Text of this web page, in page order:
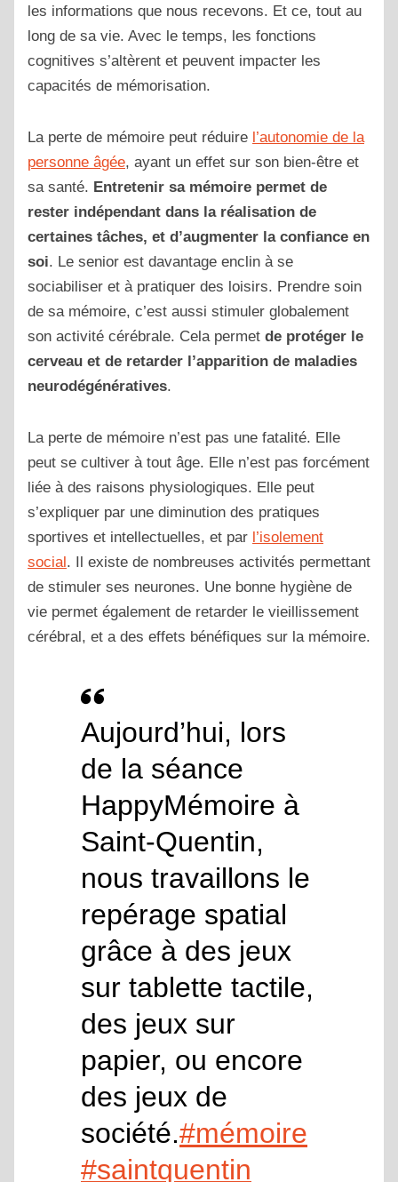
les informations que nous recevons. Et ce, tout au
long de sa vie. Avec le temps, les fonctions
cognitives s’altèrent et peuvent impacter les
capacités de mémorisation.
La perte de mémoire peut réduire l’autonomie de la
personne âgée, ayant un effet sur son bien-être et
sa santé. Entretenir sa mémoire permet de
rester indépendant dans la réalisation de
certaines tâches, et d’augmenter la confiance en
soi. Le senior est davantage enclin à se
sociabiliser et à pratiquer des loisirs. Prendre soin
de sa mémoire, c’est aussi stimuler globalement
son activité cérébrale. Cela permet de protéger le
cerveau et de retarder l’apparition de maladies
neurodégénératives.
La perte de mémoire n’est pas une fatalité. Elle
peut se cultiver à tout âge. Elle n’est pas forcément
liée à des raisons physiologiques. Elle peut
s’expliquer par une diminution des pratiques
sportives et intellectuelles, et par l’isolement
social . Il existe de nombreuses activités permettant
de stimuler ses neurones. Une bonne hygiène de
vie permet également de retarder le vieillissement
cérébral, et a des effets bénéfiques sur la mémoire.
Aujourd’hui, lors
de la séance
HappyMémoire à
Saint-Quentin,
nous travaillons le
repérage spatial
grâce à des jeux
sur tablette tactile,
des jeux sur
papier, ou encore
des jeux de
société.#mémoire
#saintquentin